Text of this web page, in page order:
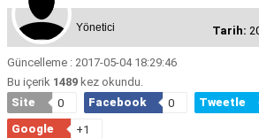
Yönetici Tarih:
Güncelleme : 2017-05-04 18:29:46
Bu içerik 1489 kez okundu.
Site
0 Facebook 0 Tweetle
Google
+1